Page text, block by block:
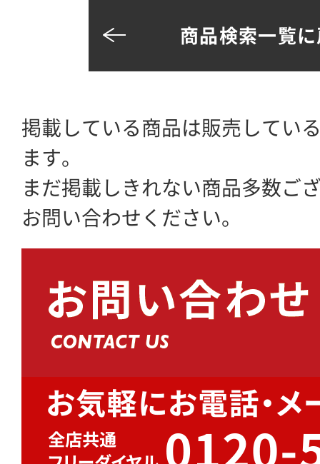
商品検索一覧
掲載している商品は販売してい
ます。
まだ掲載しきれない商品多数ご
お問い合わせください。